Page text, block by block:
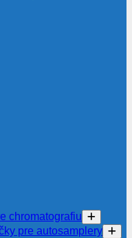
chromatografiu
pre autosamplery